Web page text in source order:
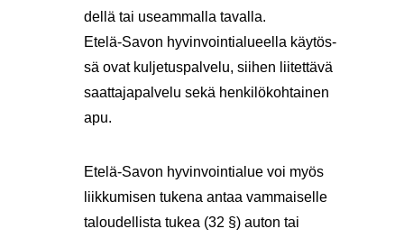
del­lä tai useam­mal­la ta­val­la.
Etelä-​Savon hy­vin­voin­tia­lu­eel­la käy­tös­
sä ovat kul­je­tus­pal­ve­lu, sii­hen lii­tet­tä­vä
saat­ta­ja­pal­ve­lu sekä hen­ki­lö­koh­tai­nen
apu.
Etelä-​Savon hy­vin­voin­tia­lue voi myös
liik­ku­mi­sen tu­ke­na antaa vam­mai­sel­le
ta­lou­del­lis­ta tukea (32 §) auton tai